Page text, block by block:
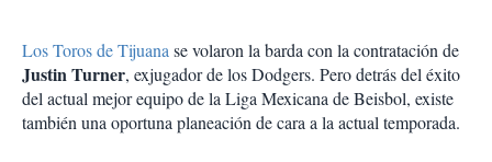
Los Toros de Tijuanase volaron la barda con la contratación de
Justin Turner, exjugador de los Dodgers. Pero detrás del éxito
del actual mejor equipo de la Liga Mexicana de Beisbol, existe
también una oportuna planeación de cara a la actual temporada.